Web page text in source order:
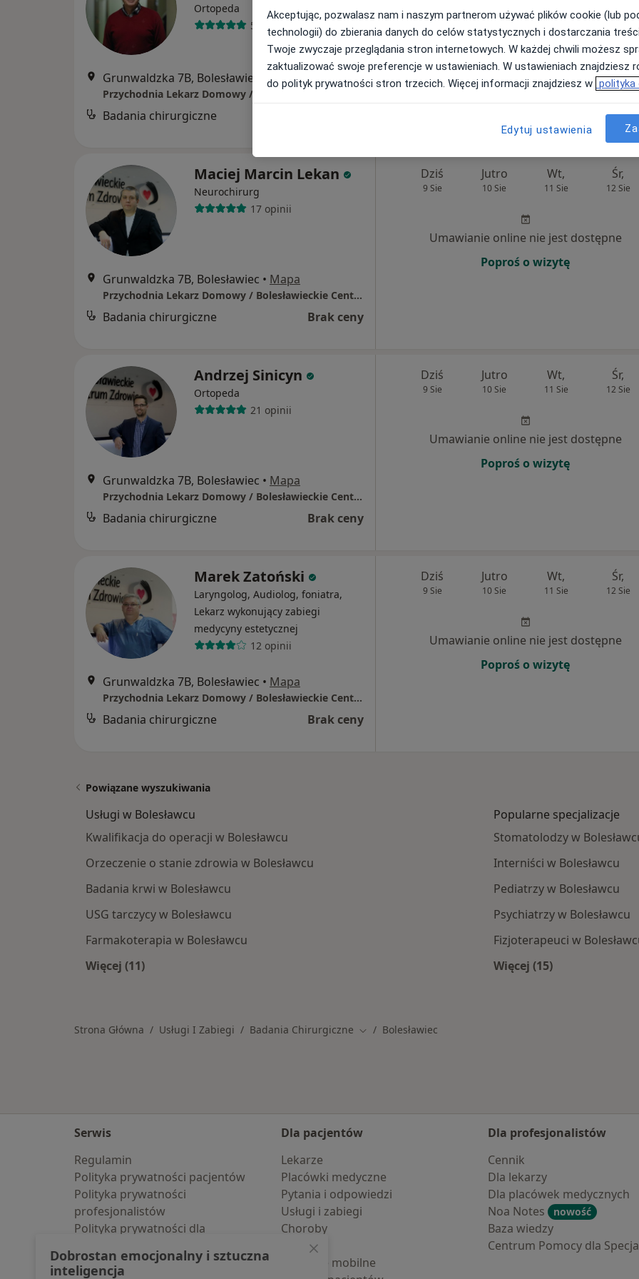
Ortopeda
5 opinii
Grunwaldzka 7B, Bolesławiec Mapa
Badania chirurgiczne
Umawianie online nie jest dostępne
Poproś o wizytę
Maciej Marcin Lekan
Neurochirurg
17 opinii
Grunwaldzka 7B, Bolesławiec • Mapa
Przychodnia Lekarz Domowy / Bolesławieckie Centrum Zdrowia
Badania chirurgiczne Brak ceny
Dziś
9 Sie
Jutro
10 Sie
Wt,
11 Sie
Śr,
12 Sie
Umawianie online nie jest dostępne
Poproś o wizytę
Andrzej Sinicyn
Ortopeda
21 opinii
Grunwaldzka 7B, Bolesławiec • Mapa
Przychodnia Lekarz Domowy / Bolesławieckie Centrum Zdrowia
Badania chirurgiczne Brak ceny
Dziś
9 Sie
Jutro
10 Sie
Wt,
11 Sie
Śr,
12 Sie
Umawianie online nie jest dostępne
Poproś o wizytę
Marek Zatoński
Laryngolog, Audiolog, foniatra,
Lekarz wykonujący zabiegi
medycyny estetycznej
12 opinii
Grunwaldzka 7B, Bolesławiec • Mapa
Przychodnia Lekarz Domowy / Bolesławieckie Centrum Zdrowia
Badania chirurgiczne Brak ceny
Dziś
9 Sie
Jutro
10 Sie
Wt,
11 Sie
Śr,
12 Sie
Umawianie online nie jest dostępne
Poproś o wizytę
Powiązane wyszukiwania
Usługi w Bolesławcu
Kwalifikacja do operacji w Bolesławcu
Orzeczenie o stanie zdrowia w Bolesławcu
Badania krwi w Bolesławcu
USG tarczycy w Bolesławcu
Farmakoterapia w Bolesławcu
Więcej (11)
Popularne specjalizacje
Stomatolodzy w
Interniści w Bolesławcu
Pediatrzy w Bolesławcu
Psychiatrzy w Bolesławcu
Fizjoterapeuci w
Więcej (15)
Strona Główna Usługi I Zabiegi Badania Chirurgiczne Zmień miasto
Bolesławiec
Serwis
Regulamin
Polityka prywatności pacjentów
Polityka prywatności
profesjonalistów
Polityka prywatności dla
pozyskaliśmy samodzielnie
Dla pacjentów
Lekarze
Placówki medyczne
Pytania i odpowiedzi
Usługi i zabiegi
Choroby
Pomoc
Aplikacje mobilne
Dla profesjonalistów
Cennik
Dla lekarzy
Dla placówek medycznych
Noa Notes
nowość
Baza wiedzy
Centrum Pomocy dla
Akceptując, pozwalasz nam i naszym partnerom używać plików cookie (lub
technologii) do zbierania danych do celów statystycznych i dostarczania
Twoje zwyczaje przeglądania stron internetowych. W każdej chwili możesz
zaktualizować swoje preferencje w ustawieniach. W ustawieniach znajdziesz
do polityk prywatności stron trzecich. Więcej informacji znajdziesz w polityka
Edytuj ustawienia
Dobrostan emocjonalny i sztuczna
inteligencja